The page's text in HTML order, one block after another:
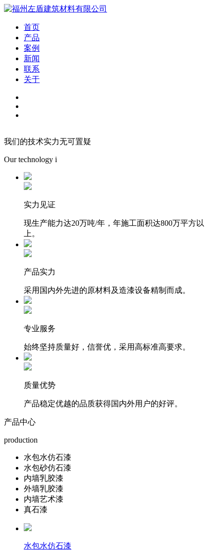
首页
产品
案例
新闻
联系
关于
我们的技术实力无可置疑
Our technology i
实力见证
现生产能力达20万吨/年，年施工面积达800万平方以
上。
产品实力
采用国内外先进的原材料及造漆设备精制而成。
专业服务
始终坚持质量好，信誉优，采用高标准高要求。
质量优势
产品稳定优越的品质获得国内外用户的好评。
产品中心
production
水包水仿石漆
水包砂仿石漆
内墙乳胶漆
外墙乳胶漆
内墙艺术漆
真石漆
水包水仿石漆